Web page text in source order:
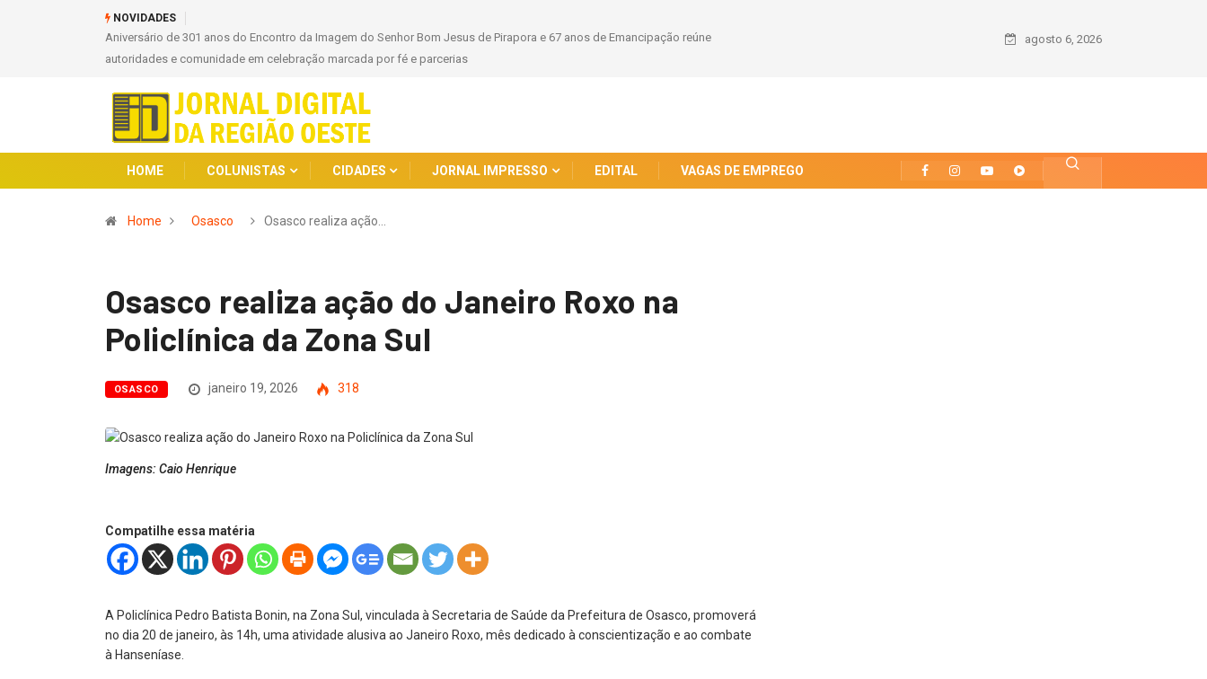
NOVIDADES
Aniversário de 301 anos do Encontro da Imagem do Senhor Bom Jesus de Pirapora e 67 anos de Emancipação reúne
autoridades e comunidade em celebração marcada por fé e parcerias
agosto 6, 2026
HOME COLUNISTAS CIDADES JORNAL IMPRESSO EDITAL VAGAS DE EMPREGO
Home Osasco Osasco realiza ação…
Osasco realiza ação do Janeiro Roxo na
Policlínica da Zona Sul
OSASCO janeiro 19, 2026 318
Imagens: Caio Henrique
Compatilhe essa matéria
A Policlínica Pedro Batista Bonin, na Zona Sul, vinculada à Secretaria de Saúde da Prefeitura de Osasco, promoverá
no dia 20 de janeiro, às 14h, uma atividade alusiva ao Janeiro Roxo, mês dedicado à conscientização e ao combate
à Hanseníase.